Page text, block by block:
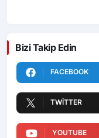
Bizi Takip Edin
FACEBOOK
TWITTER
YOUTUBE